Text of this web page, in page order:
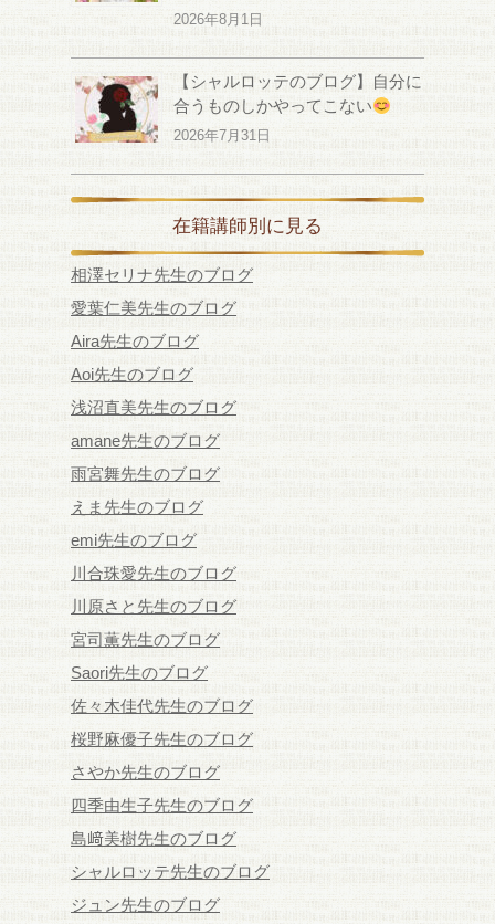
2026年8月1日
【シャルロッテのブログ】自分に
合うものしかやってこない
2026年7月31日
在籍講師別に見る
相澤セリナ先生のブログ
愛葉仁美先生のブログ
Aira先生のブログ
Aoi先生のブログ
浅沼直美先生のブログ
amane先生のブログ
雨宮舞先生のブログ
えま先生のブログ
emi先生のブログ
川合珠愛先生のブログ
川原さと先生のブログ
宮司薫先生のブログ
Saori先生のブログ
佐々木佳代先生のブログ
桜野麻優子先生のブログ
さやか先生のブログ
四季由生子先生のブログ
島﨑美樹先生のブログ
シャルロッテ先生のブログ
ジュン先生のブログ